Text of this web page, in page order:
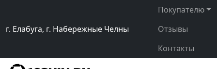
г. Елабуга, г. Набережные Челны
Покупателю
Отзывы
Контакты